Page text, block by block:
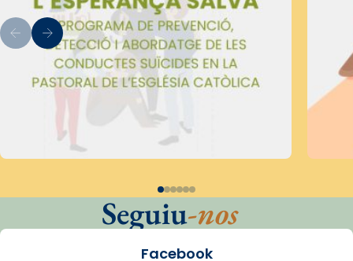
Seguiu-nos
Facebook